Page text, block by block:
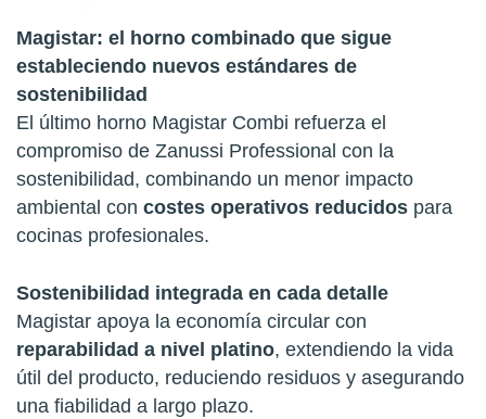
Magistar: el horno combinado que sigue
estableciendo nuevos estándares de
sostenibilidad
El último horno Magistar Combi refuerza el
compromiso de Zanussi Professional con la
sostenibilidad, combinando un menor impacto
ambiental con costes operativos reducidos para
cocinas profesionales.
Sostenibilidad integrada en cada detalle
Magistar apoya la economía circular con
reparabilidad a nivel platino, extendiendo la vida
útil del producto, reduciendo residuos y asegurando
una fiabilidad a largo plazo.